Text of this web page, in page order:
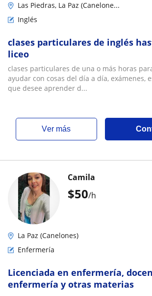
Las Piedras, La Paz (Canelone...
Inglés
clases particulares de inglés
liceo
clases particulares de una o más horas
ayudar con cosas del día a día, exámenes,
que desee aprender d...
ver más
$50/h
Camila
La Paz (Canelones)
Enfermería
Licenciada en enfermería,
enfermería y otras materias